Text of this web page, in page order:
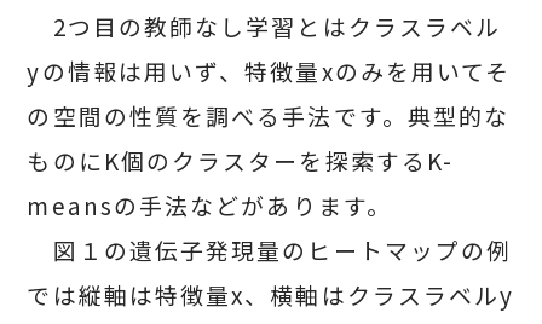
2つ目の教師なし学習とはクラスラベル
yの情報は用いず、特徴量xのみを用いてそ
の空間の性質を調べる手法です。典型的な
ものにK個のクラスターを探索するK-
meansの手法などがあります。
図１の遺伝子発現量のヒートマップの例
では縦軸は特徴量x、横軸はクラスラベルy